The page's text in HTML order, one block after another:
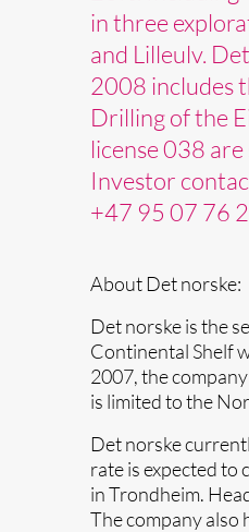
in three
and Lilleulv.
2008 includes
Drilling of the
license 038
Investor
+47 95 07 76
About Det norske:
Det norske is the
Continental Shelf
2007, the
is limited to the
Det norske
rate is expected to
in Trondheim.
The company also